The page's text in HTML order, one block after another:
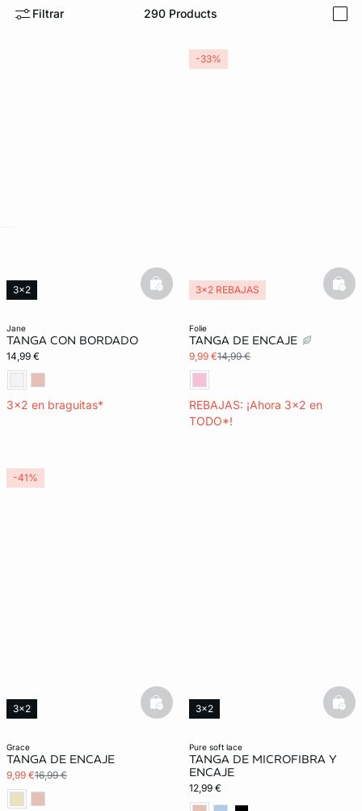
Filtrar 290 Products
jane
TANGA CON BORDADO
14,99 €
3x2 en braguitas*
3x2 basketfull
folie
TANGA DE ENCAJE
9,99 €14,99 €
REBAJAS: ¡Ahora 3x2 en
TODO*!
3x2 REBAJAS
-33%
grace
TANGA DE ENCAJE
9,99 €16,99 €
3x2 basketfull
-41%
pure soft lace
TANGA DE MICROFIBRA Y
ENCAJE
12,99 €
3x2